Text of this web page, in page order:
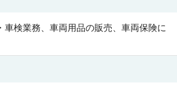
車検業務、車両用品の販売、車両保険に